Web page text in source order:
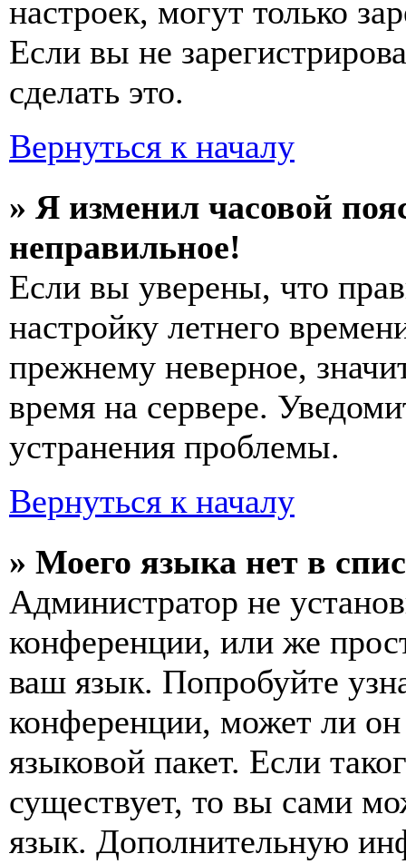
настроек, могут только
Если вы не
сделать это.
Вернуться к началу
» Я изменил часовой
неправильное!
Если вы уверены, что
настройку летнего
прежнему неверное,
время на сервере.
устранения проблемы.
Вернуться к началу
» Моего языка нет в
Администратор не
конференции, или же
ваш язык. Попробуйте
конференции, может ли
языковой пакет. Если
существует, то вы сами
язык. Дополнительную